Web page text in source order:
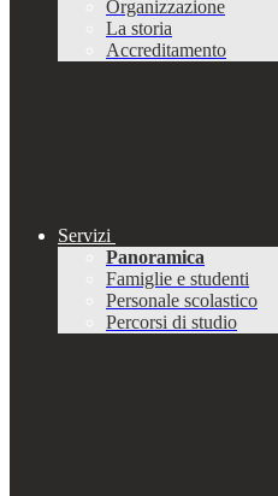
Organizzazione
La storia
Accreditamento
Servizi
Panoramica
Famiglie e studenti
Personale scolastico
Percorsi di studio